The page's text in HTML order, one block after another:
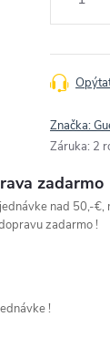
Značka:
Záruka: 2
zadarmo
nad 50,-€,
zadarmo !
!